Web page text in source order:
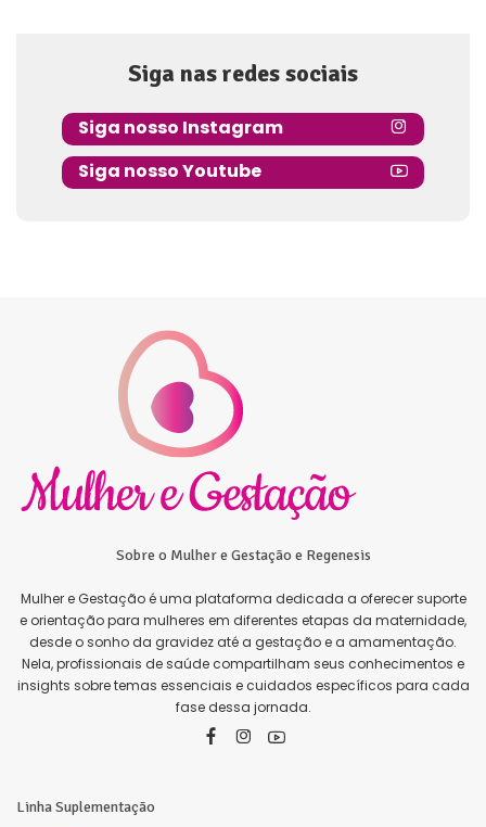
Siga nas redes sociais
Siga nosso Instagram
Siga nosso Youtube
Sobre o Mulher e Gestação e Regenesis
Mulher e Gestação é uma plataforma dedicada a oferecer suporte
e orientação para mulheres em diferentes etapas da maternidade,
desde o sonho da gravidez até a gestação e a amamentação.
Nela, profissionais de saúde compartilham seus conhecimentos e
insights sobre temas essenciais e cuidados específicos para cada
fase dessa jornada.
Linha Suplementação